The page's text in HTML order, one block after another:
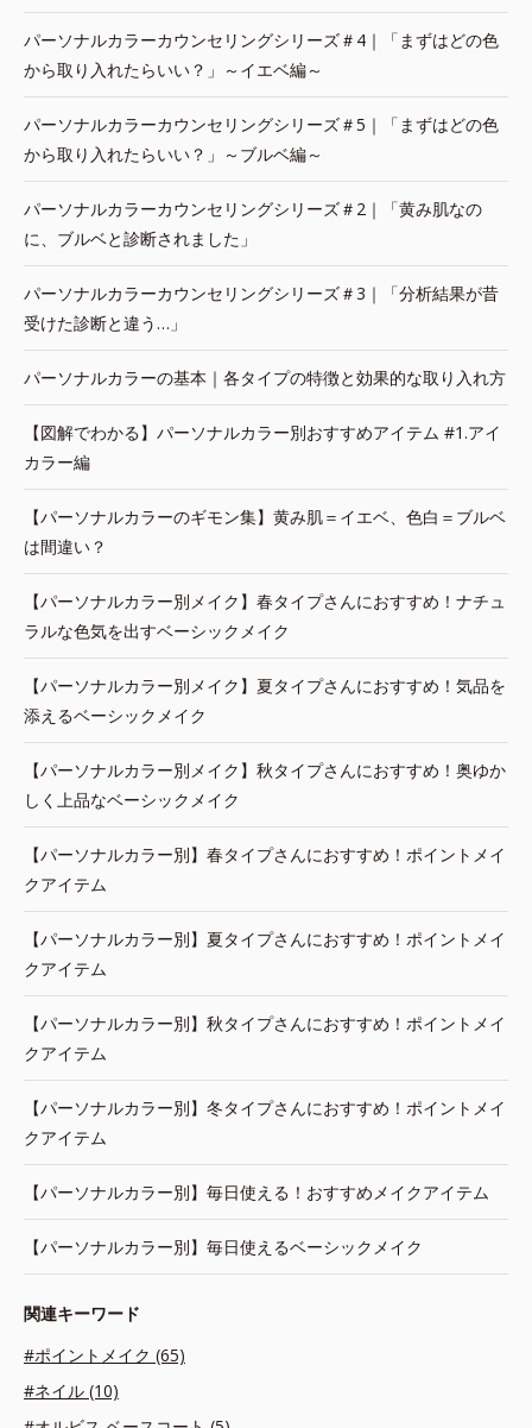
パーソナルカラーカウンセリングシリーズ＃4｜「まずはどの色
から取り入れたらいい？」～イエベ編～
パーソナルカラーカウンセリングシリーズ＃5｜「まずはどの色
から取り入れたらいい？」～ブルベ編～
パーソナルカラーカウンセリングシリーズ＃2｜「黄み肌なの
に、ブルベと診断されました」
パーソナルカラーカウンセリングシリーズ＃3｜「分析結果が昔
受けた診断と違う…」
パーソナルカラーの基本｜各タイプの特徴と効果的な取り入れ方
【図解でわかる】パーソナルカラー別おすすめアイテム #1.アイ
カラー編
【パーソナルカラーのギモン集】黄み肌＝イエベ、色白＝ブルベ
は間違い？
【パーソナルカラー別メイク】春タイプさんにおすすめ！ナチュ
ラルな色気を出すベーシックメイク
【パーソナルカラー別メイク】夏タイプさんにおすすめ！気品を
添えるベーシックメイク
【パーソナルカラー別メイク】秋タイプさんにおすすめ！奥ゆか
しく上品なベーシックメイク
【パーソナルカラー別】春タイプさんにおすすめ！ポイントメイ
クアイテム
【パーソナルカラー別】夏タイプさんにおすすめ！ポイントメイ
クアイテム
【パーソナルカラー別】秋タイプさんにおすすめ！ポイントメイ
クアイテム
【パーソナルカラー別】冬タイプさんにおすすめ！ポイントメイ
クアイテム
【パーソナルカラー別】毎日使える！おすすめメイクアイテム
【パーソナルカラー別】毎日使えるベーシックメイク
関連キーワード
#ポイントメイク (65)
#ネイル (10)